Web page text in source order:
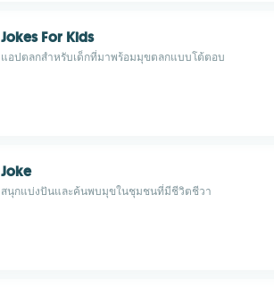
Jokes For Kids
แอปตลกสำหรับเด็กที่มาพร้อมมุขตลกแบบโต้ตอบ
Joke
สนุกแบ่งปันและค้นพบมุขในชุมชนที่มีชีวิตชีวา